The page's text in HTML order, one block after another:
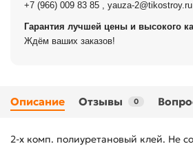
+7 (966) 009 83 85 yauza-2@tikostroy.ru
Гарантия лучшей цены и высокого
Ждём ваших заказов!
Описание Отзывы 0
2-х комп. полиуретановый клей. Не